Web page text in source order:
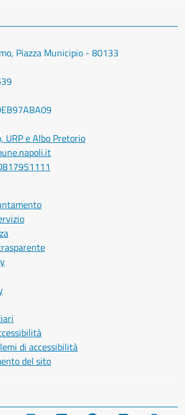
Piazza Municipio - 80133
URP e Albo Pretorio
di accessibilità
del sito